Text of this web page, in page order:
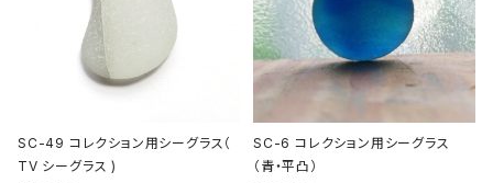
SC-49 コレクション用シーグラス（
TV シーグラス )
SC-6 コレクション用シーグラス
（青・平凸）